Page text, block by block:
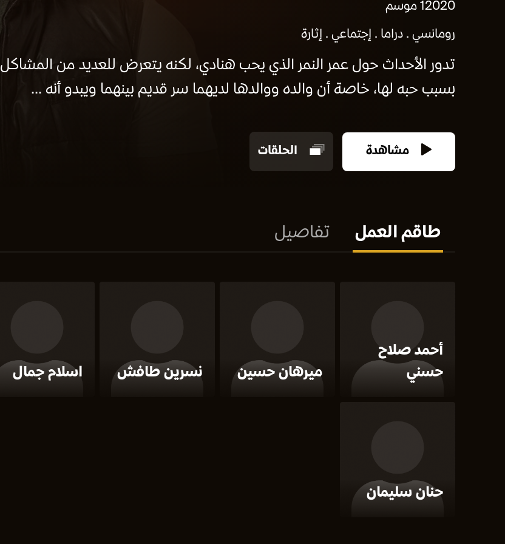
20201 موسم
رومانسي دراما إجتماعي إثارة
تدور الأحداث حول عمر النمر الذي يحب هنادي، لكنه يتعرض للعديد من المشاكل
بسبب حبه لها، خاصة أن والده ووالدها لديهما سر قديم بينهما ويبدو أنه ...
مشاهدة الحلقات
طاقم العمل تفاصيل
أحمد صلاح
حسني
ميرهان حسين نسرين طافش اسلام جمال
حنان سليمان